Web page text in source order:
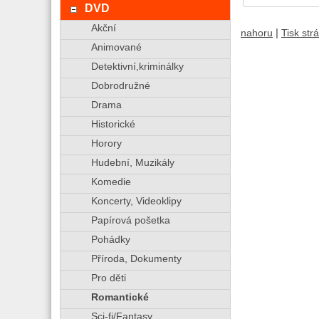
nahoru Tisk
DVD
Akční
Animované
Detektivní,kriminálky
Dobrodružné
Drama
Historické
Horory
Hudební, Muzikály
Komedie
Koncerty, Videoklipy
Papírová pošetka
Pohádky
Příroda, Dokumenty
Pro děti
Romantické
Sci-fi/Fantasy